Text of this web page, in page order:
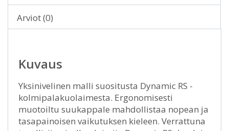
Arviot (0)
Kuvaus
Yksinivelinen malli suositusta Dynamic RS -
kolmipalakuolaimesta. Ergonomisesti
muotoiltu suukappale mahdollistaa nopean ja
tasapainoisen vaikutuksen kieleen. Verrattuna